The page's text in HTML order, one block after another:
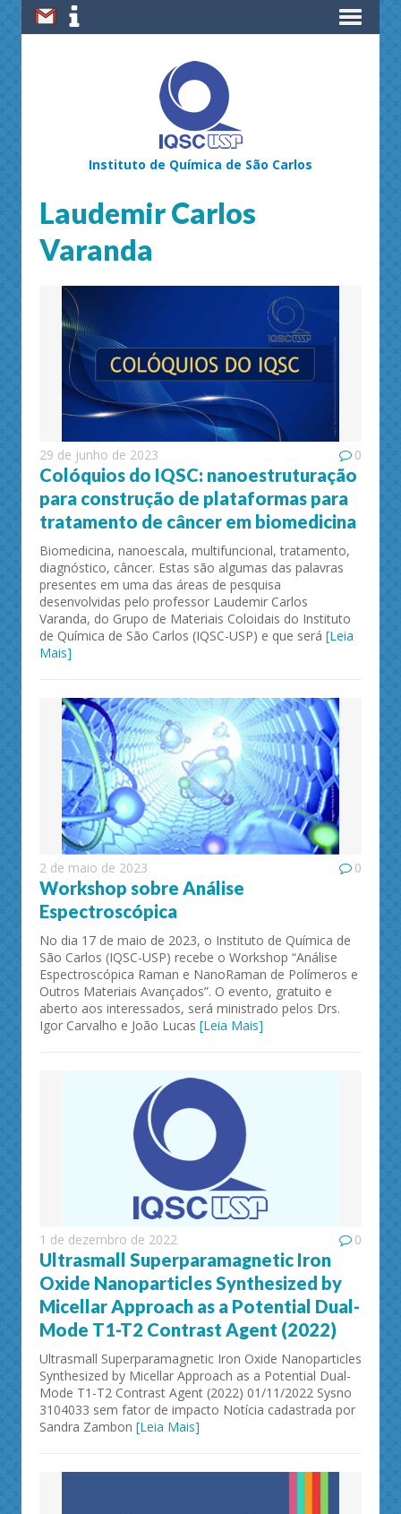
Instituto de Química de São Carlos
Laudemir Carlos
Varanda
29 de junho de 2023 0
Colóquios do IQSC: nanoestruturação
para construção de plataformas para
tratamento de câncer em biomedicina
Biomedicina, nanoescala, multifuncional, tratamento,
diagnóstico, câncer. Estas são algumas das palavras
presentes em uma das áreas de pesquisa
desenvolvidas pelo professor Laudemir Carlos
Varanda, do Grupo de Materiais Coloidais do Instituto
de Química de São Carlos (IQSC-USP) e que será [Leia
Mais]
2 de maio de 2023 0
Workshop sobre Análise
Espectroscópica
No dia 17 de maio de 2023, o Instituto de Química de
São Carlos (IQSC-USP) recebe o Workshop “Análise
Espectroscópica Raman e NanoRaman de Polímeros e
Outros Materiais Avançados”. O evento, gratuito e
aberto aos interessados, será ministrado pelos Drs.
Igor Carvalho e João Lucas [Leia Mais]
1 de dezembro de 2022 0
Ultrasmall Superparamagnetic Iron
Oxide Nanoparticles Synthesized by
Micellar Approach as a Potential Dual-
Mode T1-T2 Contrast Agent (2022)
Ultrasmall Superparamagnetic Iron Oxide Nanoparticles
Synthesized by Micellar Approach as a Potential Dual-
Mode T1-T2 Contrast Agent (2022) 01/11/2022 Sysno
3104033 sem fator de impacto Notícia cadastrada por
Sandra Zambon [Leia Mais]